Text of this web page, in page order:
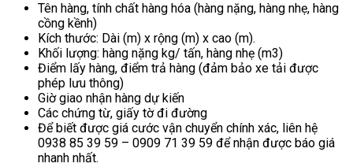
Tên hàng, tính chất hàng hóa (hàng nặng, hàng nhẹ, hàng
cồng kềnh)
Kích thước: Dài (m) x rộng (m) x cao (m).
Khối lượng: hàng nặng kg/ tấn, hàng nhẹ (m3)
Điểm lấy hàng, điểm trả hàng (đảm bảo xe tải được
phép lưu thông)
Giờ giao nhận hàng dự kiến
Các chứng từ, giấy tờ đi đường​
Để biết được giá cước vận chuyển chính xác, liên hệ
0938 85 39 59 – 0909 71 39 59 để nhận được báo giá
nhanh nhất.